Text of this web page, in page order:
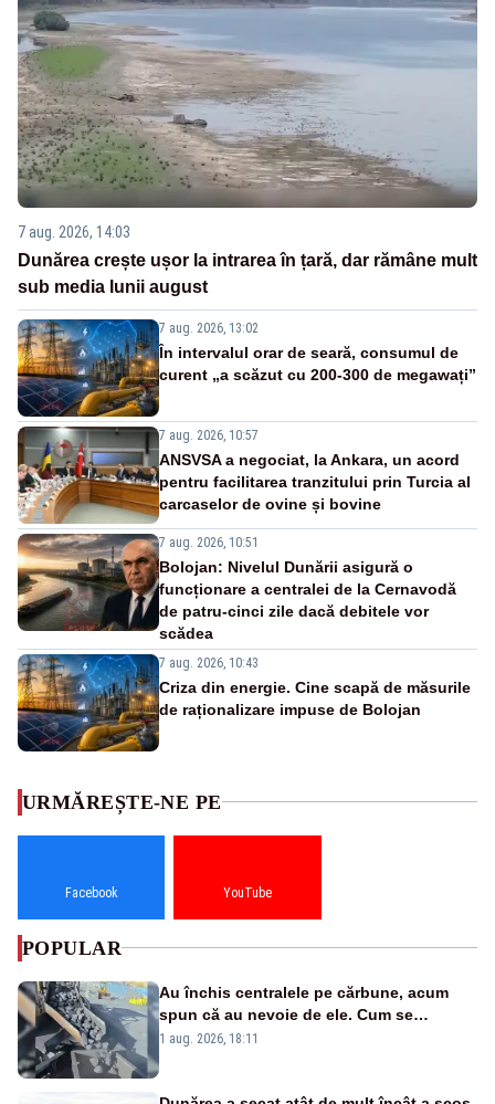
7 aug. 2026, 14:03
Dunărea crește ușor la intrarea în țară, dar rămâne mult
sub media lunii august
7 aug. 2026, 13:02
În intervalul orar de seară, consumul de
curent „a scăzut cu 200-300 de megawați”
7 aug. 2026, 10:57
ANSVSA a negociat, la Ankara, un acord
pentru facilitarea tranzitului prin Turcia al
carcaselor de ovine și bovine
7 aug. 2026, 10:51
Bolojan: Nivelul Dunării asigură o
funcționare a centralei de la Cernavodă
de patru-cinci zile dacă debitele vor
scădea
7 aug. 2026, 10:43
Criza din energie. Cine scapă de măsurile
de raționalizare impuse de Bolojan
URMĂREȘTE-NE PE
Facebook YouTube
POPULAR
Au închis centralele pe cărbune, acum
spun că au nevoie de ele. Cum se
pasează vina în plină criză energetică
1 aug. 2026, 18:11